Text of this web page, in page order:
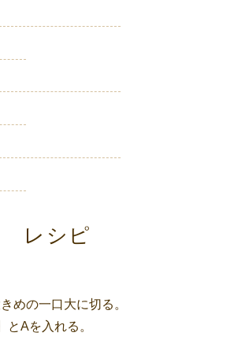
レシピ
めの一口大に切る。
とAを入れる。